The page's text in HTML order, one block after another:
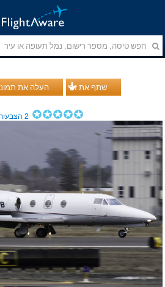
העלה את שתף את זה
2